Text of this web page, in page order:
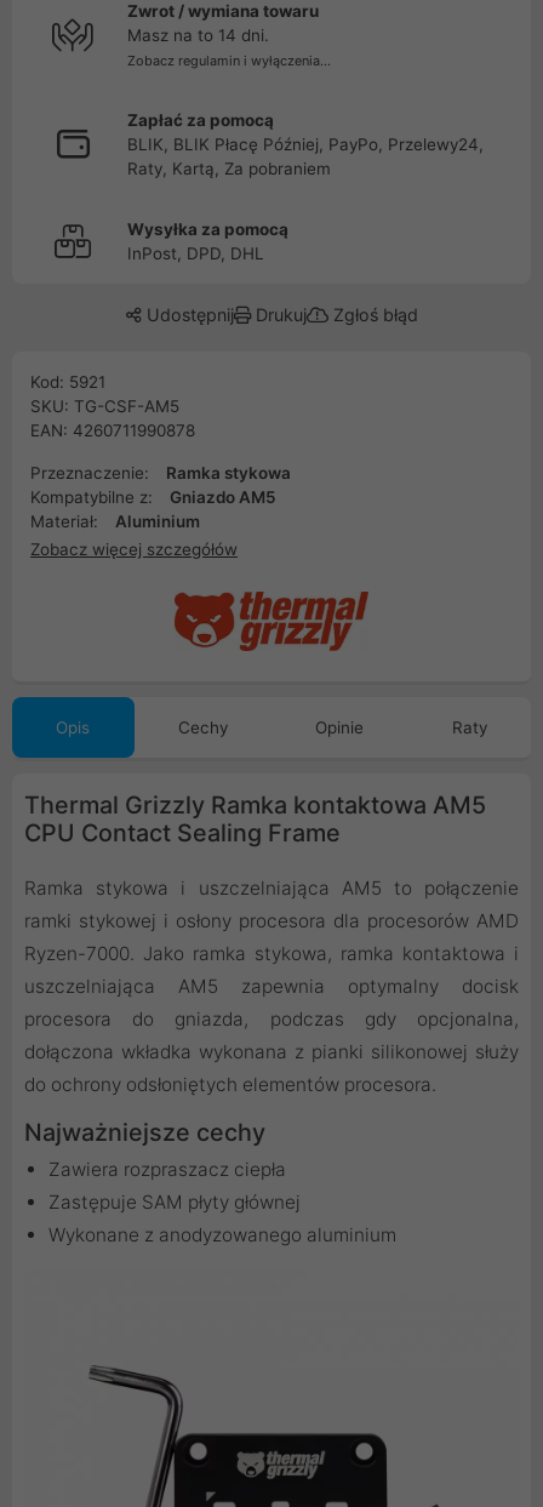
Zwrot / wymiana towaru
Masz na to 14 dni.
Zobacz regulamin i wyłączenia...
Zapłać za pomocą
BLIK, BLIK Płacę Później, PayPo, Przelewy24,
Raty, Kartą, Za pobraniem
Wysyłka za pomocą
InPost, DPD, DHL
Udostępnij Drukuj Zgłoś błąd
Kod: 5921
SKU: TG-CSF-AM5
EAN: 4260711990878
Przeznaczenie:
Ramka stykowa
Kompatybilne z:
Gniazdo AM5
Materiał:
Aluminium
Zobacz więcej szczegółów
Opis Cechy Opinie Raty
Thermal Grizzly Ramka kontaktowa AM5
CPU Contact Sealing Frame
Ramka stykowa i uszczelniająca AM5 to połączenie
ramki stykowej i osłony procesora dla procesorów AMD
Ryzen-7000. Jako ramka stykowa, ramka kontaktowa i
uszczelniająca AM5 zapewnia optymalny docisk
procesora do gniazda, podczas gdy opcjonalna,
dołączona wkładka wykonana z pianki silikonowej służy
do ochrony odsłoniętych elementów procesora.
Najważniejsze cechy
Zawiera rozpraszacz ciepła
Zastępuje SAM płyty głównej
Wykonane z anodyzowanego aluminium